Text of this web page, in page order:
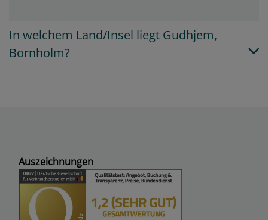
In welchem Land/Insel liegt Gudhjem,
Bornholm?
Auszeichnungen